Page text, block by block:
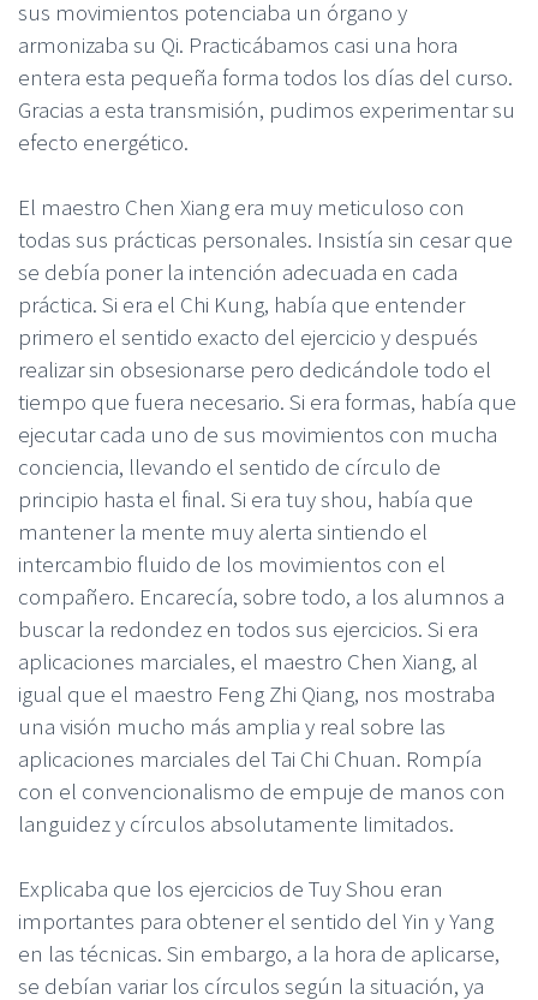
sus movimientos potenciaba un órgano y
armonizaba su Qi. Practicábamos casi una hora
entera esta pequeña forma todos los días del curso.
Gracias a esta transmisión, pudimos experimentar su
efecto energético.
El maestro Chen Xiang era muy meticuloso con
todas sus prácticas personales. Insistía sin cesar que
se debía poner la intención adecuada en cada
práctica. Si era el Chi Kung, había que entender
primero el sentido exacto del ejercicio y después
realizar sin obsesionarse pero dedicándole todo el
tiempo que fuera necesario. Si era formas, había que
ejecutar cada uno de sus movimientos con mucha
conciencia, llevando el sentido de círculo de
principio hasta el final. Si era tuy shou, había que
mantener la mente muy alerta sintiendo el
intercambio fluido de los movimientos con el
compañero. Encarecía, sobre todo, a los alumnos a
buscar la redondez en todos sus ejercicios. Si era
aplicaciones marciales, el maestro Chen Xiang, al
igual que el maestro Feng Zhi Qiang, nos mostraba
una visión mucho más amplia y real sobre las
aplicaciones marciales del Tai Chi Chuan. Rompía
con el convencionalismo de empuje de manos con
languidez y círculos absolutamente limitados.
Explicaba que los ejercicios de Tuy Shou eran
importantes para obtener el sentido del Yin y Yang
en las técnicas. Sin embargo, a la hora de aplicarse,
se debían variar los círculos según la situación, ya